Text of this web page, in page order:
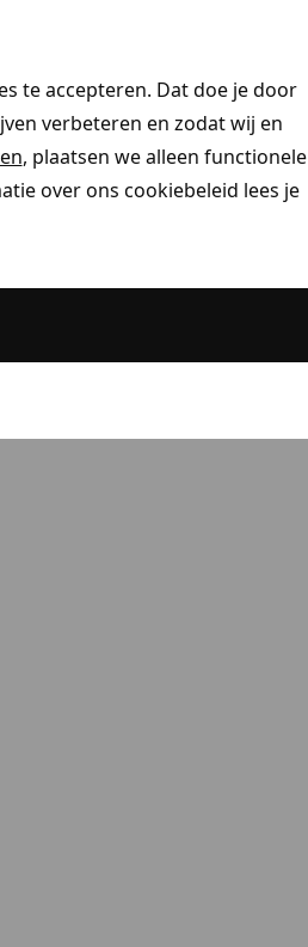
te accepteren. Dat doe je door
verbeteren en zodat wij en
, plaatsen we alleen functionele
over ons cookiebeleid lees je